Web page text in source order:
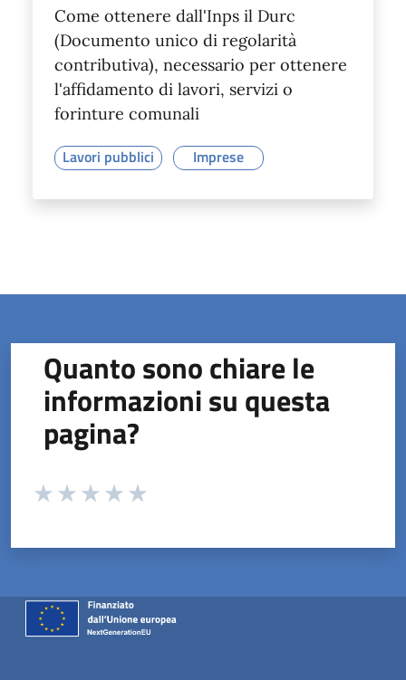
Come ottenere dall'Inps il Durc
(Documento unico di regolarità
contributiva), necessario per ottenere
l'affidamento di lavori, servizi o
forinture comunali
Lavori pubblici Imprese
Quanto sono chiare le
informazioni su questa
pagina?
Valuta da 1 a 5 stelle la pagina